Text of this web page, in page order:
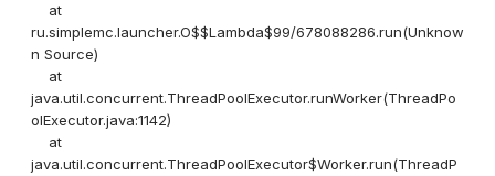
at
ru.simplemc.launcher.O$$Lambda$99/678088286.run(Unknow
n Source)
at
java.util.concurrent.ThreadPoolExecutor.runWorker(ThreadPo
olExecutor.java:1142)
at
java.util.concurrent.ThreadPoolExecutor$Worker.run(ThreadP